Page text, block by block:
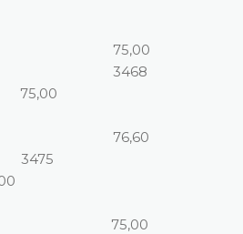
75,00
3468
75,00
76,60
3475
75,00